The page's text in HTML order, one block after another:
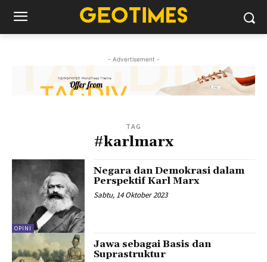
- Advertisement -
TAG
#karlmarx
OPINI
Negara dan Demokrasi dalam
Perspektif Karl Marx
Sabtu, 14 Oktober 2023
Jawa sebagai Basis dan
Suprastruktur